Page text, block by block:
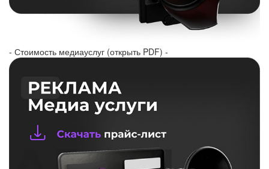
- Стоимость медиауслуг (открыть PDF) -